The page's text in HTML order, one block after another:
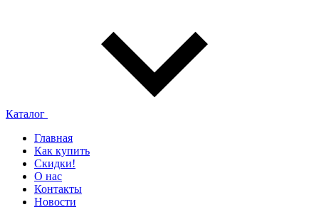
Каталог
Главная
Как купить
Скидки!
О нас
Контакты
Новости